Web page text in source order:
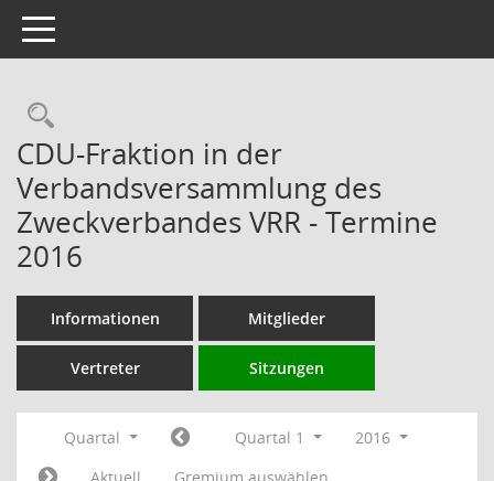
Toggle navigation
Rechercheauswahl
CDU-Fraktion in der
Verbandsversammlung des
Zweckverbandes VRR - Termine
2016
Informationen Mitglieder
Vertreter Sitzungen
Quartal Quartal 1
2016